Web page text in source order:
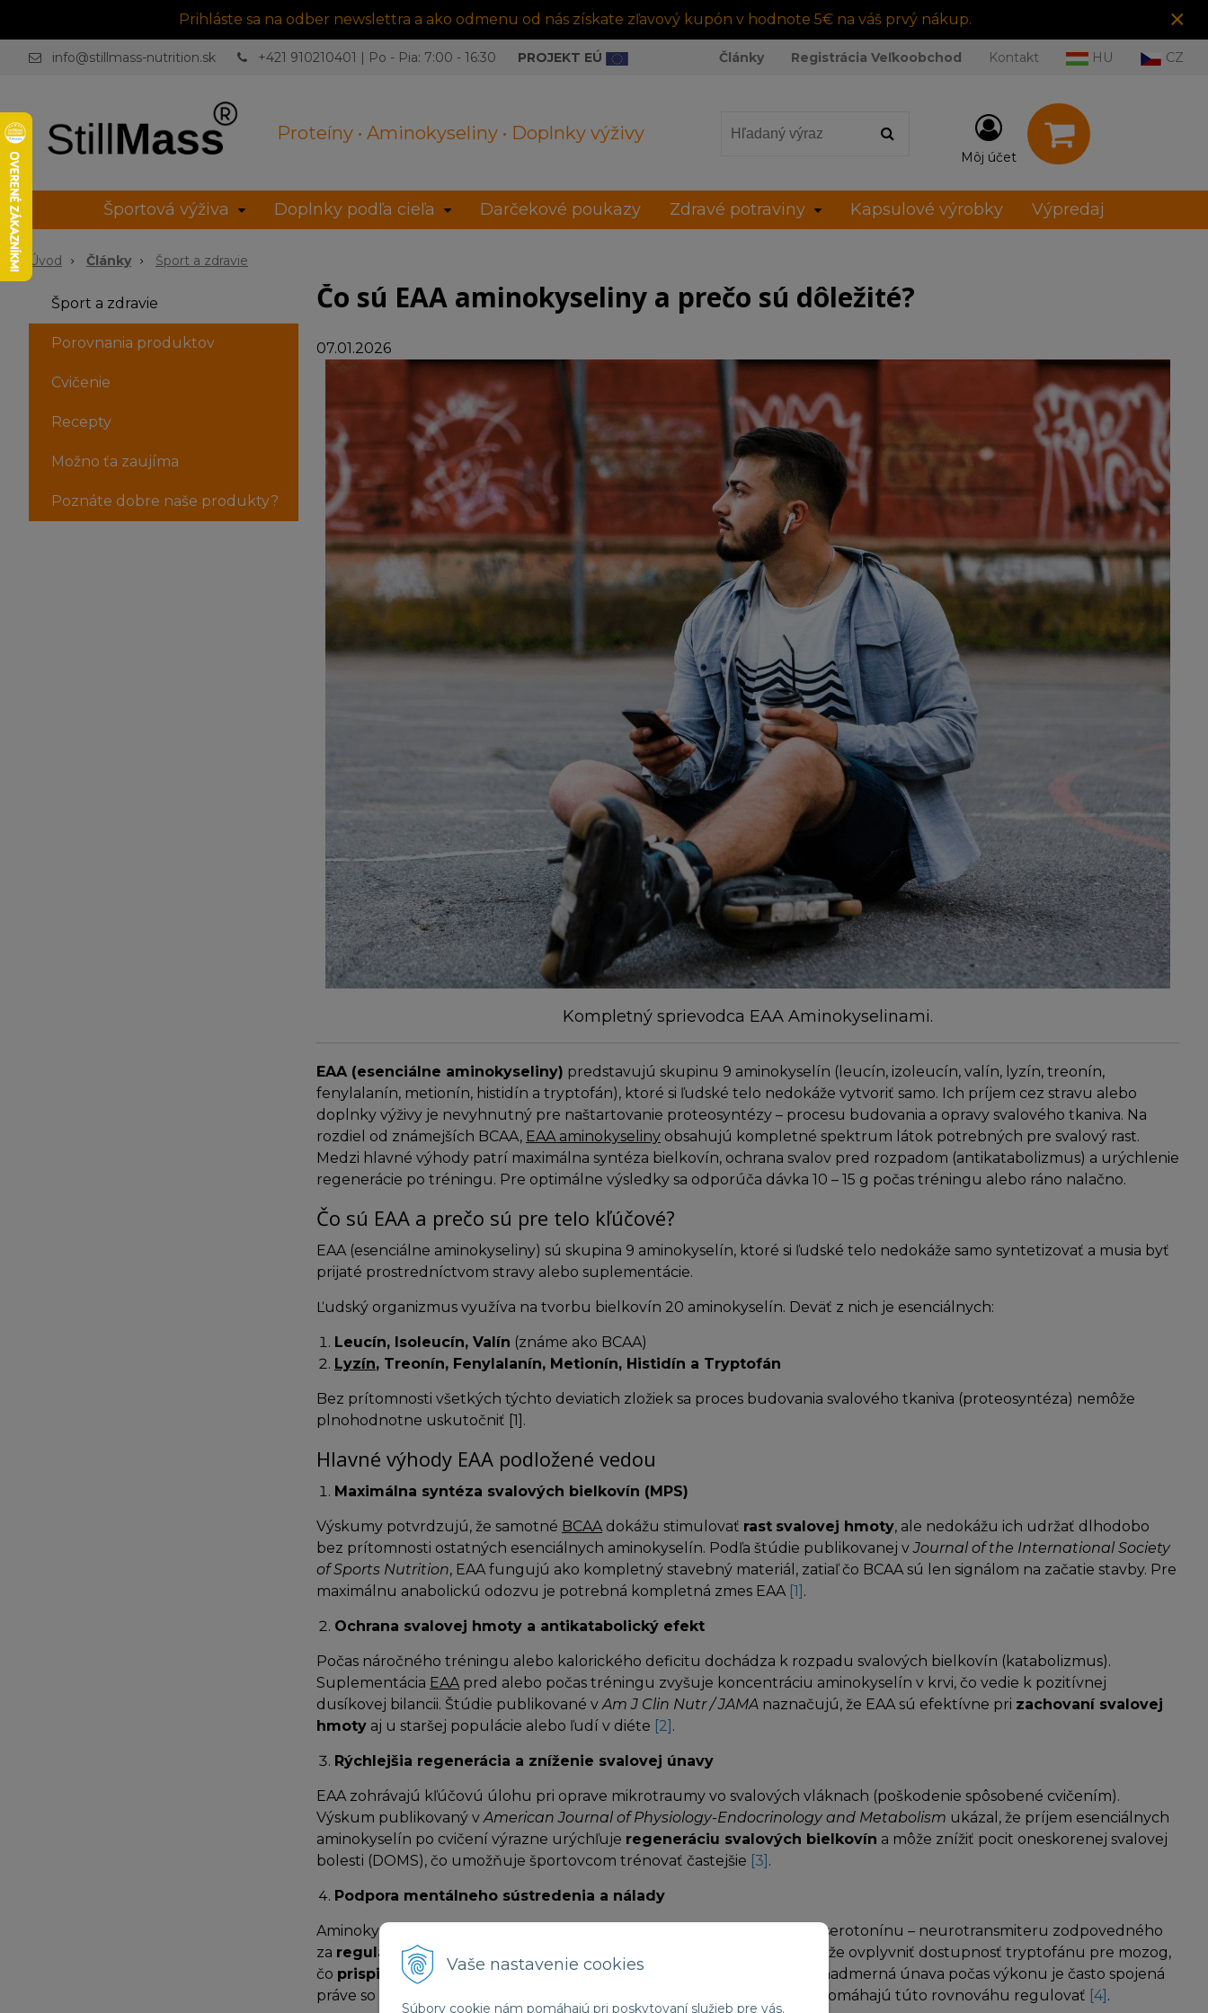
Vaše nastavenie cookies
Súbory cookie nám pomáhajú pri poskytovaní služieb pre vás.
Prihláste sa na odber newslettra a ako odmenu od nás získate zľavový kupón v hodnote 5€ na váš prvý nákup. ×
Proteíny • Aminokyseliny • Doplnky výživy
info@stillmass-nutrition.sk +421 910210401 | Po - Pia: 7:00 - 16:30 PROJEKT EÚ Články Registrácia Veľkoobchod Kontakt HU CZ
Môj účet
Športová výživa Doplnky podľa cieľa Darčekové poukazy Zdravé potraviny Kapsulové výrobky Výpredaj
Úvod Články Šport a zdravie
Šport a zdravie
Porovnania produktov
Cvičenie
Recepty
Možno ťa zaujíma
Poznáte dobre naše produkty?
Čo sú EAA aminokyseliny a prečo sú dôležité?
07.01.2026
Kompletný sprievodca EAA Aminokyselinami.
EAA (esenciálne aminokyseliny) predstavujú skupinu 9 aminokyselín (leucín, izoleucín, valín, lyzín, treonín,
fenylalanín, metionín, histidín a tryptofán), ktoré si ľudské telo nedokáže vytvoriť samo. Ich príjem cez stravu alebo
doplnky výživy je nevyhnutný pre naštartovanie proteosyntézy – procesu budovania a opravy svalového tkaniva. Na
rozdiel od známejších BCAA, EAA aminokyseliny obsahujú kompletné spektrum látok potrebných pre svalový rast.
Medzi hlavné výhody patrí maximálna syntéza bielkovín, ochrana svalov pred rozpadom (antikatabolizmus) a urýchlenie
regenerácie po tréningu. Pre optimálne výsledky sa odporúča dávka 10 – 15 g počas tréningu alebo ráno nalačno.
Čo sú EAA a prečo sú pre telo kľúčové?
EAA (esenciálne aminokyseliny) sú skupina 9 aminokyselín, ktoré si ľudské telo nedokáže samo syntetizovať a musia byť
prijaté prostredníctvom stravy alebo suplementácie.
Ľudský organizmus využíva na tvorbu bielkovín 20 aminokyselín. Deväť z nich je esenciálnych:
Leucín, Isoleucín, Valín (známe ako BCAA)
Lyzín, Treonín, Fenylalanín, Metionín, Histidín a Tryptofán
Bez prítomnosti všetkých týchto deviatich zložiek sa proces budovania svalového tkaniva (proteosyntéza) nemôže
plnohodnotne uskutočniť [1] .
Hlavné výhody EAA podložené vedou
Maximálna syntéza svalových bielkovín (MPS)
Výskumy potvrdzujú, že samotné BCAAdokážu stimulovať rast svalovej hmoty, ale nedokážu ich udržať dlhodobo
bez prítomnosti ostatných esenciálnych aminokyselín. Podľa štúdie publikovanej vJournal of the International Society
of Sports Nutrition, EAA fungujú ako kompletný stavebný materiál, zatiaľ čo BCAA sú len signálom na začatie stavby. Pre
maximálnu anabolickú odozvu je potrebná kompletná zmes EAA [1] .
Ochrana svalovej hmoty a antikatabolický efekt
Počas náročného tréningu alebo kalorického deficitu dochádza k rozpadu svalových bielkovín (katabolizmus).
Suplementácia EAApred alebo počas tréningu zvyšuje koncentráciu aminokyselín v krvi, čo vedie k pozitívnej
dusíkovej bilancii. Štúdie publikované vAm J Clin Nutr / JAMA naznačujú, že EAA sú efektívne pri zachovaní svalovej
hmoty aj u staršej populácie alebo ľudí v diéte [2] .
Rýchlejšia regenerácia a zníženie svalovej únavy
EAA zohrávajú kľúčovú úlohu pri oprave mikrotraumy vo svalových vláknach (poškodenie spôsobené cvičením).
Výskum publikovaný vAmerican Journal of Physiology-Endocrinology and Metabolism ukázal, že príjem esenciálnych
aminokyselín po cvičení výrazne urýchľuje regeneráciu svalových bielkovín a môže znížiť pocit oneskorenej svalovej
bolesti (DOMS), čo umožňuje športovcom trénovať častejšie [3] .
Podpora mentálneho sústredenia a nálady
Aminokyselina
, ktorá je súčasťou EAA, slúži ako prekurzor serotonínu – neurotransmiteru zodpovedného
za reguláciu nálady a spánku
. Správna hladina aminokyselín v krvi môže ovplyvniť dostupnosť tryptofánu pre mozog,
čo prispieva k psychickej stabilitea lepšiemu zvládaniu stresu, hoci nadmerná únava počas výkonu je často spojená
práve so zvýšením serotonínu (tzv. centrálna únava), komplexné EAA pomáhajú túto rovnováhu regulovať [4] .